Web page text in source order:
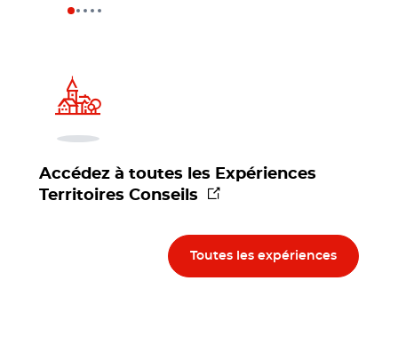
Accédez à toutes les Expériences
Territoires Conseils
(nouvelle fenêtre)
Toutes les expériences